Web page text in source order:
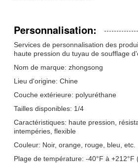
Personnalisation:
Services de personnalisation des
haute pression du tuyau de soufflage
Nom de marque: zhongsong
Lieu d'origine: Chine
Couche extérieure: polyuréthane
Tailles disponibles: 1/4
Caractéristiques: haute pression,
intempéries, flexible
Couleur: Noir, orange, rouge, bleu, etc.
Plage de température: -40°F à +212°F